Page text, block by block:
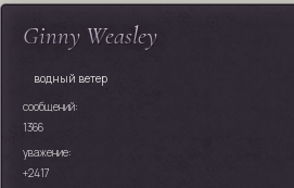
Ginny Weasley
водный ветер
сообщений:
1366
уважение:
+2417